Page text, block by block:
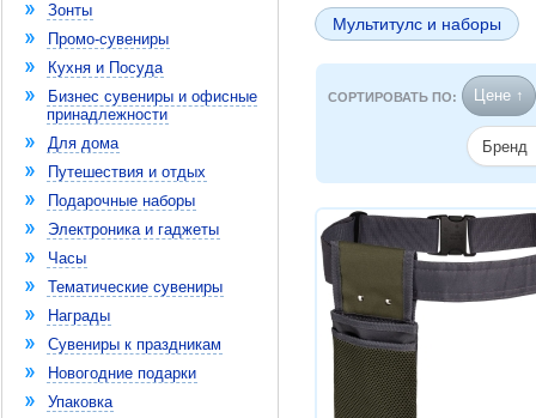
Зонты
Промо-сувениры
Кухня и Посуда
Бизнес сувениры и офисные
принадлежности
Для дома
Путешествия и отдых
Подарочные наборы
Электроника и гаджеты
Часы
Тематические сувениры
Награды
Сувениры к праздникам
Новогодние подарки
Упаковка
Мультитулс и наборы
Бренд
СОРТИРОВАТЬ ПО: Цене ↑